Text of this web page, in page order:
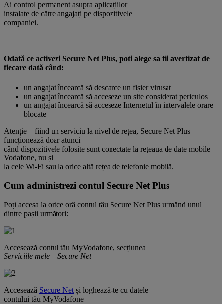
Ai control permanent asupra aplicațiilor
instalate de către angajați pe dispozitivele
companiei.
Odată ce activezi Secure Net Plus, poti alege sa fii avertizat de
fiecare dată când:
un angajat încearcă să descarce un fișier virusat
un angajat încearcă să acceseze un site considerat periculos
un angajat încearcă să acceseze Internetul în intervalele orare
blocate
Atenție – fiind un serviciu la nivel de rețea, Secure Net Plus
funcționează doar atunci
când dispozitivele folosite sunt conectate la rețeaua de date mobile
Vodafone, nu și
la cele Wi-Fi sau la orice altă rețea de telefonie mobilă.
Cum administrezi contul Secure Net Plus
Poți accesa la orice oră contul tău Secure Net Plus urmând unul
dintre pașii următori:
Accesează contul tău MyVodafone, secțiunea
Serviciile mele – Secure Net
Accesează Secure Net și loghează-te cu datele
contului tău MyVodafone